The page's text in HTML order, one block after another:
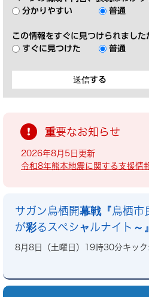
分かりやすい
普通
この情報をすぐに見つけられました
すぐに見つけた
普通
重要なお知らせ
2026年8月5日更新
令和8年熊本地震に関する支援情
サガン鳥栖開幕戦『鳥栖
が彩るスペシャルナイト～』
8月8日（土曜日）19時30分キック